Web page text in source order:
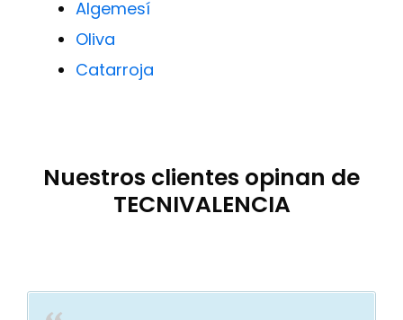
Algemesí
Oliva
Catarroja
Nuestros clientes opinan de
TECNIVALENCIA